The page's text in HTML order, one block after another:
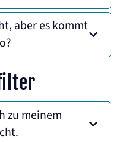
aber es kommt
zu meinem